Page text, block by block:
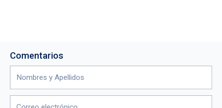
Comentarios